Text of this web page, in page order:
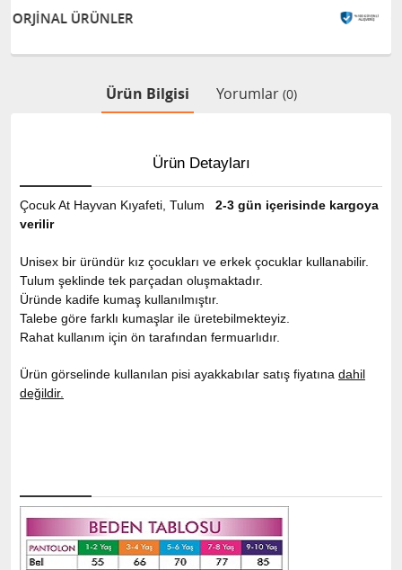
Ürün Bilgisi Yorumlar (0)
Ürün Detayları
Çocuk At Hayvan Kıyafeti , Tulum 2-3 gün içerisinde kargoya
verilir
Unisex bir üründür kız çocukları ve erkek çocuklar kullanabilir.
Tulum şeklinde tek parçadan oluşmaktadır.
Üründe kadife kumaş kullanılmıştır.
Talebe göre farklı kumaşlar ile üretebilmekteyiz.
Rahat kullanım için ön tarafından fermuarlıdır.
Ürün görselinde kullanılan pisi ayakkabılar satış fiyatına dahil
değildir.